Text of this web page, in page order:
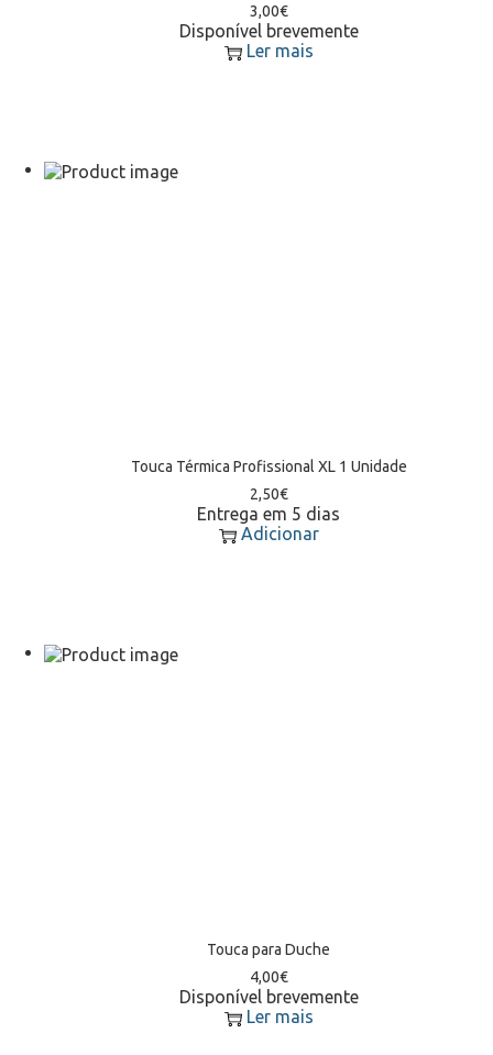
3,00€
Disponível brevemente
Ler mais
Touca Térmica Profissional XL 1 Unidade
2,50€
Entrega em 5 dias
Adicionar
Touca para Duche
4,00€
Disponível brevemente
Ler mais